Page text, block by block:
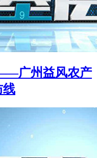
广州益风农产
线